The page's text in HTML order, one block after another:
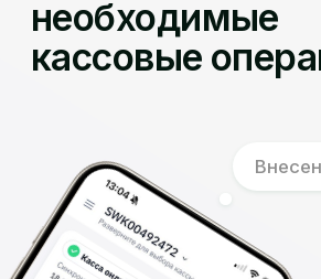
19 500₸ /
Отправка чеков напрямую на WhatsApp
Удобно для тех, кто работает на выезде
12 месяцев
Тариф «Мобильный»